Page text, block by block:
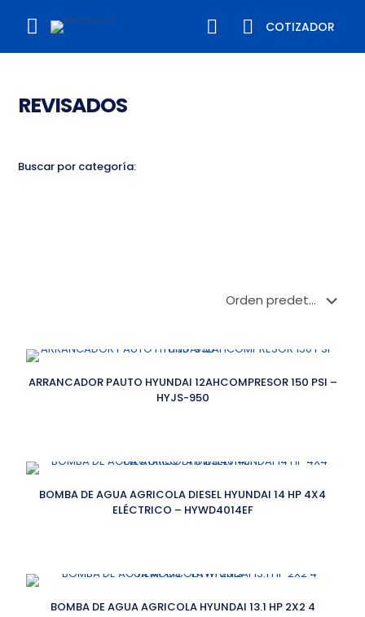
COTIZADOR
REVISADOS
Buscar por categoría:
ARRANCADOR PAUTO HYUNDAI 12AHCOMPRESOR 150 PSI –
HYJS-950
BOMBA DE AGUA AGRICOLA DIESEL HYUNDAI 14 HP 4X4
ELÉCTRICO – HYWD4014EF
BOMBA DE AGUA AGRICOLA HYUNDAI 13.1 HP 2X2 4